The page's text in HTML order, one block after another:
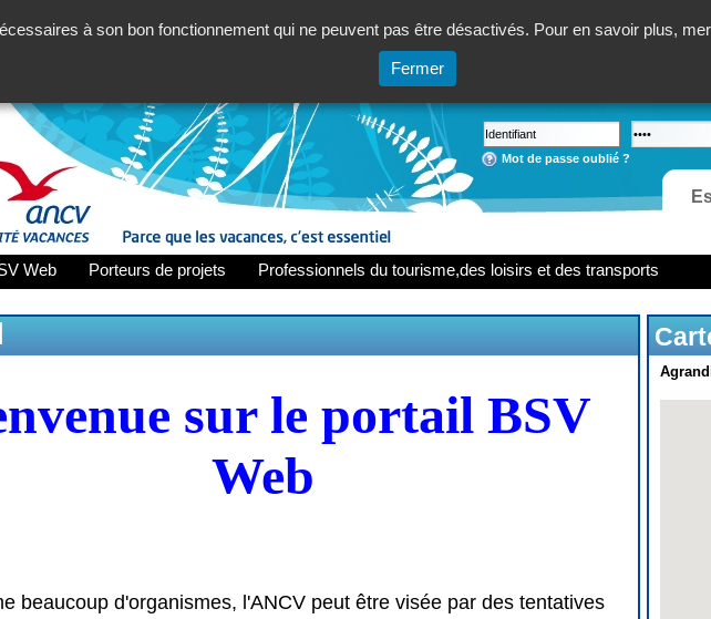
à son bon fonctionnement qui ne peuvent pas être désactivés. Pour en savoir plus,
Fermer
Mot de passe oublié ?
Web Porteurs de projets Professionnels du tourisme,des loisirs et des transports
sur le portail BSV
Web
beaucoup d'organismes, l'ANCV peut être visée par des tentatives